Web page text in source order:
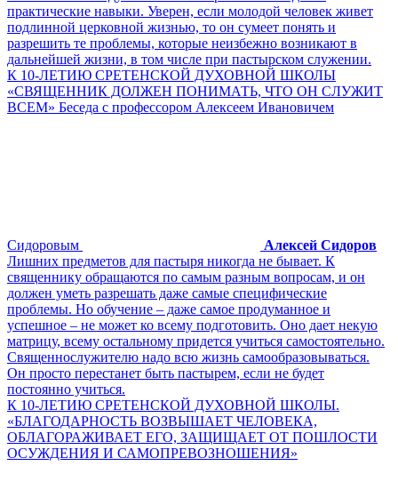
практические навыки. Уверен, если молодой человек живет
подлинной церковной жизнью, то он сумеет понять и
разрешить те проблемы, которые неизбежно возникают в
дальнейшей жизни, в том числе при пастырском служении.
К 10-ЛЕТИЮ СРЕТЕНСКОЙ ДУХОВНОЙ ШКОЛЫ
«СВЯЩЕННИК ДОЛЖЕН ПОНИМАТЬ, ЧТО ОН СЛУЖИТ
ВСЕМ» Беседа с профессором Алексеем Ивановичем
Сидоровым
Алексей Сидоров
Лишних предметов для пастыря никогда не бывает. К
священнику обращаются по самым разным вопросам, и он
должен уметь разрешать даже самые специфические
проблемы. Но обучение – даже самое продуманное и
успешное – не может ко всему подготовить. Оно дает некую
матрицу, всему остальному придется учиться самостоятельно.
Священнослужителю надо всю жизнь самообразовываться.
Он просто перестанет быть пастырем, если не будет
постоянно учиться.
К 10-ЛЕТИЮ СРЕТЕНСКОЙ ДУХОВНОЙ ШКОЛЫ.
«БЛАГОДАРНОСТЬ ВОЗВЫШАЕТ ЧЕЛОВЕКА,
ОБЛАГОРАЖИВАЕТ ЕГО, ЗАЩИЩАЕТ ОТ ПОШЛОСТИ
ОСУЖДЕНИЯ И САМОПРЕВОЗНОШЕНИЯ»